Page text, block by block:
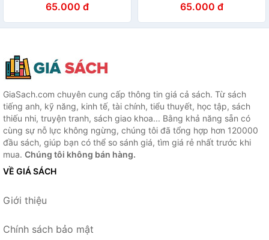
65.000 đ 65.000 đ
GiaSach.com chuyên cung cấp thông tin giá cả sách. Từ sách
tiếng anh, kỹ năng, kinh tế, tài chính, tiểu thuyết, học tập, sách
thiếu nhi, truyện tranh, sách giao khoa... Bằng khả năng sẵn có
cùng sự nỗ lực không ngừng, chúng tôi đã tổng hợp hơn 120000
đầu sách, giúp bạn có thể so sánh giá, tìm giá rẻ nhất trước khi
mua. Chúng tôi không bán hàng.
VỀ GIÁ SÁCH
Giới thiệu
Chính sách bảo mật